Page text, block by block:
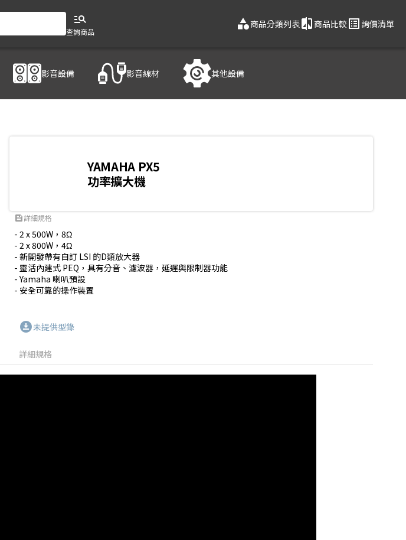
manage_search
查詢商品
category商品分類列表compare商品比較 list_alt 詢價清單
影音設備 影音線材 其他設備
YAMAHA PX5
功率擴大機
feed詳細規格
- 2 x 500W，8Ω
- 2 x 800W，4Ω
- 新開發帶有自訂 LSI 的D類放大器
- 靈活內建式 PEQ，具有分音、濾波器，延遲與限制器功能
- Yamaha 喇叭預設
- 安全可靠的操作裝置
download_for_offline未提供型錄
詳細規格